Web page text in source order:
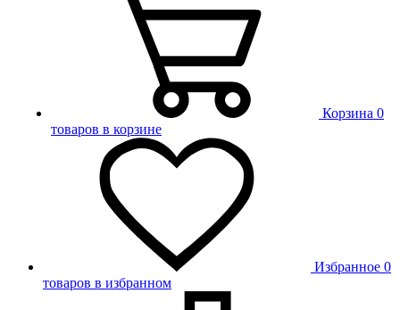
Корзина 0
товаров в корзине
Избранное 0
товаров в избранном